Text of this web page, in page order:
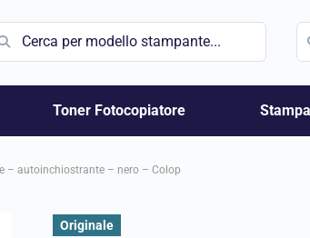
Toner Fotocopiatore
– autoinchiostrante – nero – Colop
Originale